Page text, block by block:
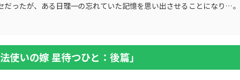
だったが、ある日理一の忘れていた記憶を思い出させることになり…。
使いの嫁 星待つひと：後篇」